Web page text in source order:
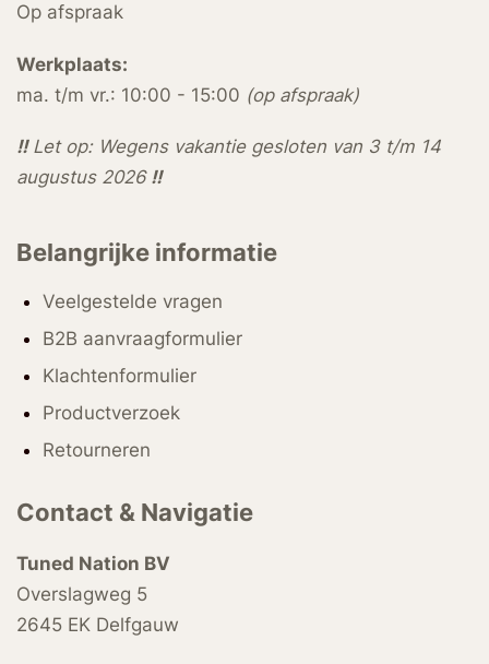
Op afspraak
Werkplaats:
ma. t/m vr.: 10:00 - 15:00 (op afspraak)
!!Let op: Wegens vakantie gesloten van 3 t/m 14
augustus 2026 !!
Belangrijke informatie
Veelgestelde vragen
B2B aanvraagformulier
Klachtenformulier
Productverzoek
Retourneren
Contact & Navigatie
Tuned Nation BV
Overslagweg 5
2645 EK Delfgauw